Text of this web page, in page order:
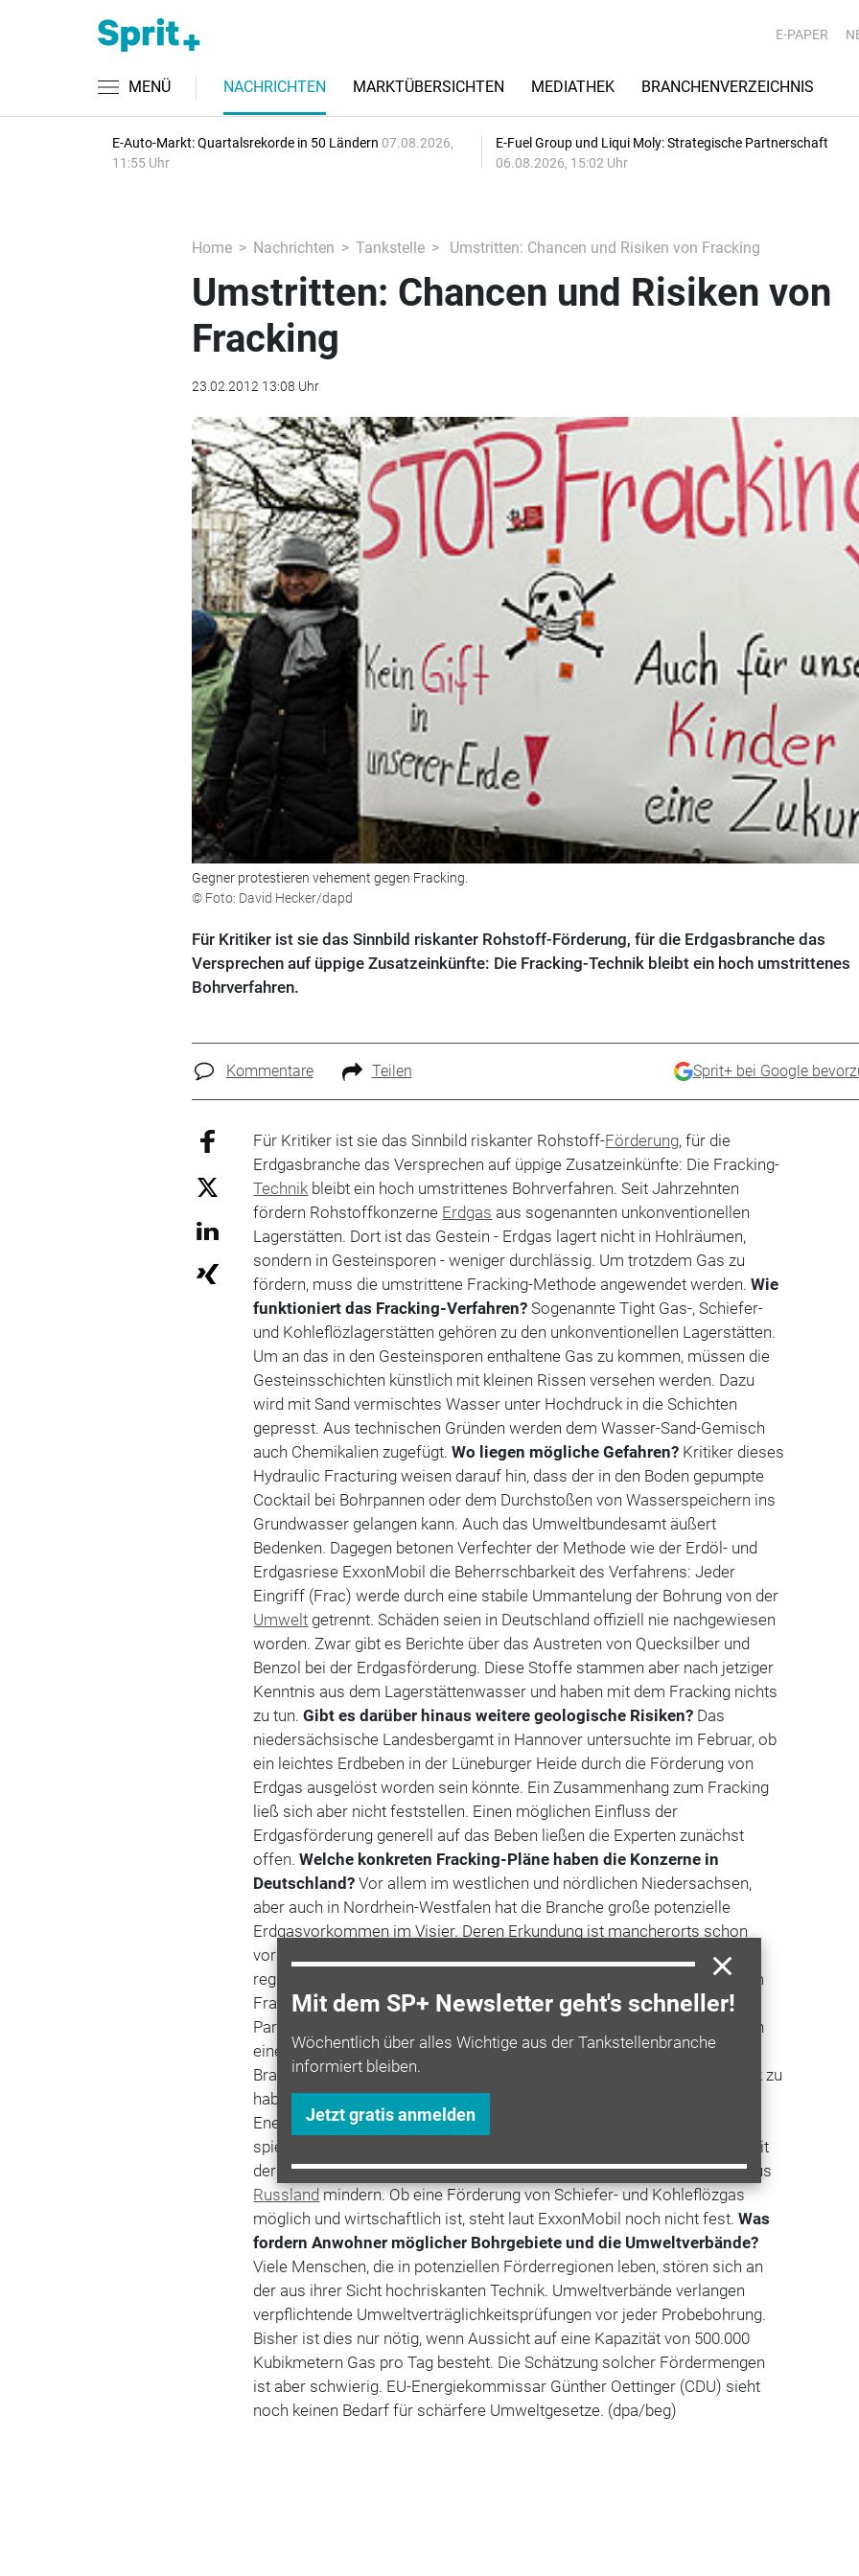
E-PAPER
MENÜ NACHRICHTEN MARKTÜBERSICHTEN MEDIATHEK BRANCHENVERZEICHNIS
E-Auto-Markt: Quartalsrekorde in 50 Ländern 07.08.2026,
11:55 Uhr
E-Fuel Group und Liqui Moly: Strategische Partnerschaft
06.08.2026, 15:02 Uhr
Home Nachrichten Tankstelle Umstritten: Chancen und Risiken von Fracking
Umstritten: Chancen und Risiken von
Fracking
23.02.2012 13:08 Uhr
Gegner protestieren vehement gegen Fracking.
© Foto: David Hecker/dapd
Für Kritiker ist sie das Sinnbild riskanter Rohstoff-Förderung, für die Erdgasbranche das
Versprechen auf üppige Zusatzeinkünfte: Die Fracking-Technik bleibt ein hoch umstrittenes
Bohrverfahren.
Kommentare Teilen Sprit+ bei Google
Mit dem SP+ Newsletter geht's schneller!
Wöchentlich über alles Wichtige aus der Tankstellenbranche
informiert bleiben.
Jetzt gratis anmelden
Für Kritiker ist sie das Sinnbild riskanter Rohstoff-Förderung, für die
Erdgasbranche das Versprechen auf üppige Zusatzeinkünfte: Die Fracking-
Technik bleibt ein hoch umstrittenes Bohrverfahren. Seit Jahrzehnten
fördern Rohstoffkonzerne Erdgas aus sogenannten unkonventionellen
Lagerstätten. Dort ist das Gestein - Erdgas lagert nicht in Hohlräumen,
sondern in Gesteinsporen - weniger durchlässig. Um trotzdem Gas zu
fördern, muss die umstrittene Fracking-Methode angewendet werden.Wie
funktioniert das Fracking-Verfahren? Sogenannte Tight Gas-, Schiefer-
und Kohleflözlagerstätten gehören zu den unkonventionellen Lagerstätten.
Um an das in den Gesteinsporen enthaltene Gas zu kommen, müssen die
Gesteinsschichten künstlich mit kleinen Rissen versehen werden. Dazu
wird mit Sand vermischtes Wasser unter Hochdruck in die Schichten
gepresst. Aus technischen Gründen werden dem Wasser-Sand-Gemisch
auch Chemikalien zugefügt.Wo liegen mögliche Gefahren? Kritiker dieses
Hydraulic Fracturing weisen darauf hin, dass der in den Boden gepumpte
Cocktail bei Bohrpannen oder dem Durchstoßen von Wasserspeichern ins
Grundwasser gelangen kann. Auch das Umweltbundesamt äußert
Bedenken. Dagegen betonen Verfechter der Methode wie der Erdöl- und
Erdgasriese ExxonMobil die Beherrschbarkeit des Verfahrens: Jeder
Eingriff (Frac) werde durch eine stabile Ummantelung der Bohrung von der
Umwelt getrennt. Schäden seien in Deutschland offiziell nie nachgewiesen
worden. Zwar gibt es Berichte über das Austreten von Quecksilber und
Benzol bei der Erdgasförderung. Diese Stoffe stammen aber nach jetziger
Kenntnis aus dem Lagerstättenwasser und haben mit dem Fracking nichts
zu tun.Gibt es darüber hinaus weitere geologische Risiken? Das
niedersächsische Landesbergamt in Hannover untersuchte im Februar, ob
ein leichtes Erdbeben in der Lüneburger Heide durch die Förderung von
Erdgas ausgelöst worden sein könnte. Ein Zusammenhang zum Fracking
ließ sich aber nicht feststellen. Einen möglichen Einfluss der
Erdgasförderung generell auf das Beben ließen die Experten zunächst
offen.Welche konkreten Fracking-Pläne haben die Konzerne in
Deutschland? Vor allem im westlichen und nördlichen Niedersachsen,
aber auch in Nordrhein-Westfalen hat die Branche große potenzielle
Erdgasvorkommen im Visier. Deren Erkundung ist mancherorts schon
vorangeschritten. Die Genehmigung von Bohrungen muss aber von den
regional zuständigen Bergämtern kommen. Einige Behörden stehen dem
Fracking misstrauisch gegenüber. Auch in den Umweltausschüssen der
Parlamente wurde Kritik an den Förderprojekten laut. Die Grünen fordern
eine Aussetzung.Was sind die Argumente der Energie-Konzerne?
Branche gibt an, auch die Herausforderungen der
im Blick zu
haben. Erdgas müsse als Ergänzung zum Ausbau erneuerbarer
Energieträger auf dem Wärme- und Strommarkt eine wichtigere Rolle
spielen - gleichzeitig gingen die herkömmlichen Vorräte dem Ende zu. Mit
der Fracking-Methode lasse sich die Abhängigkeit von Importen etwa aus
Russlandmindern. Ob eine Förderung von Schiefer- und Kohleflözgas
möglich und wirtschaftlich ist, steht laut ExxonMobil noch nicht fest.Was
fordern Anwohner möglicher Bohrgebiete und die Umweltverbände?
Viele Menschen, die in potenziellen Förderregionen leben, stören sich an
der aus ihrer Sicht hochriskanten Technik. Umweltverbände verlangen
verpflichtende Umweltverträglichkeitsprüfungen vor jeder Probebohrung.
Bisher ist dies nur nötig, wenn Aussicht auf eine Kapazität von 500.000
Kubikmetern Gas pro Tag besteht. Die Schätzung solcher Fördermengen
ist aber schwierig. EU-Energiekommissar Günther Oettinger (CDU) sieht
noch keinen Bedarf für schärfere Umweltgesetze. (dpa/beg)